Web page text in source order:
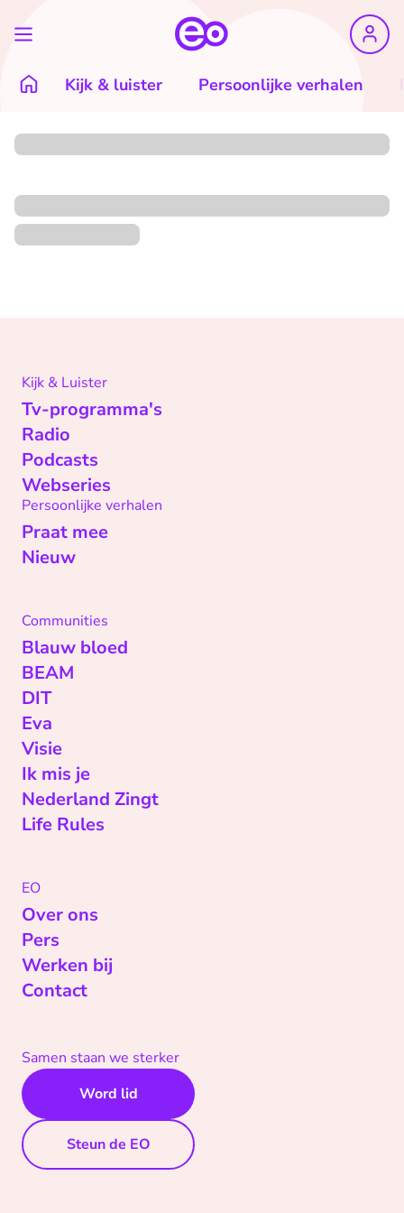
Kijk & luister Persoonlijke verhalen
Kijk & Luister
Tv-programma's
Radio
Podcasts
Webseries
Persoonlijke verhalen
Praat mee
Nieuw
Communities
Blauw bloed
BEAM
DIT
Eva
Visie
Ik mis je
Nederland Zingt
Life Rules
EO
Over ons
Pers
Werken bij
Contact
Samen staan we sterker
Word lid
Steun de EO